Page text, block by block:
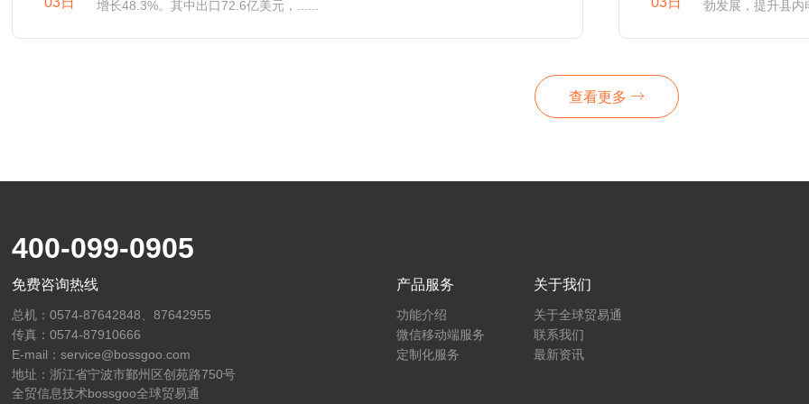
增长48.3%。其中出口72.6亿美元，......
勃发展，提升县内
查看更多
400-099-0905
免费咨询热线
总机：0574-87642848、87642955
传真：0574-87910666
E-mail：service@bossgoo.com
地址：浙江省宁波市鄞州区创苑路750号
全贸信息技术bossgoo全球贸易通
产品服务
功能介绍
微信移动端服务
定制化服务
关于我们
关于全球贸易通
联系我们
最新资讯